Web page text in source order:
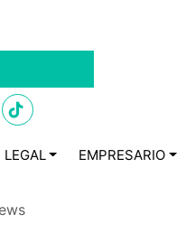
LEGAL EMPRESARIO